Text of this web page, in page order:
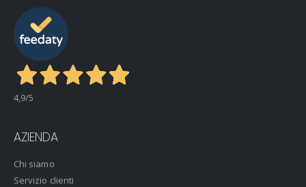
4,9/5
AZIENDA
Chi siamo
Servizio clienti